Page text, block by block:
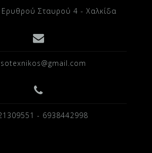
Ερυθρού Σταυρού 4 - Χαλκίδα
- 6938442998